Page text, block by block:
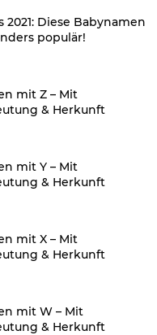
2021: Diese Babynamen
populär!
mit Z – Mit
& Herkunft
mit Y – Mit
& Herkunft
mit X – Mit
& Herkunft
mit W – Mit
& Herkunft